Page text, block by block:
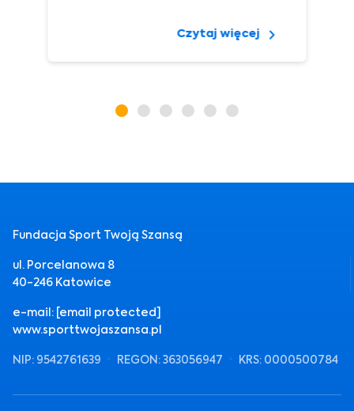
Czytaj więcej
Fundacja Sport Twoją Szansą
ul. Porcelanowa 8
40-246 Katowice
e-mail: [email protected]
www.sporttwojaszansa.pl
NIP: 9542761639
REGON: 363056947 KRS: 0000500784